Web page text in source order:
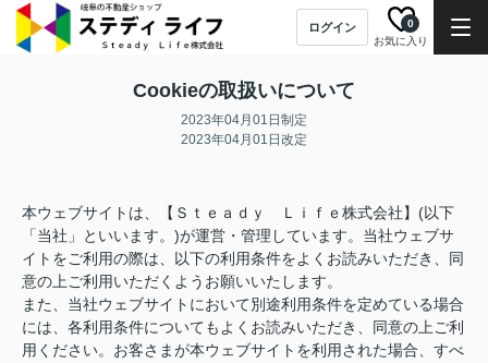
ログイン
お気に入り
0
Cookieの取扱いについて
2023年04月01日制定
2023年04月01日改定
本ウェブサイトは、【Ｓｔｅａｄｙ Ｌｉｆｅ株式会社】(以下
「当社」といいます。)が運営・管理しています。当社ウェブサ
イトをご利用の際は、以下の利用条件をよくお読みいただき、同
意の上ご利用いただくようお願いいたします。
また、当社ウェブサイトにおいて別途利用条件を定めている場合
には、各利用条件についてもよくお読みいただき、同意の上ご利
用ください。お客さまが本ウェブサイトを利用された場合、すべ